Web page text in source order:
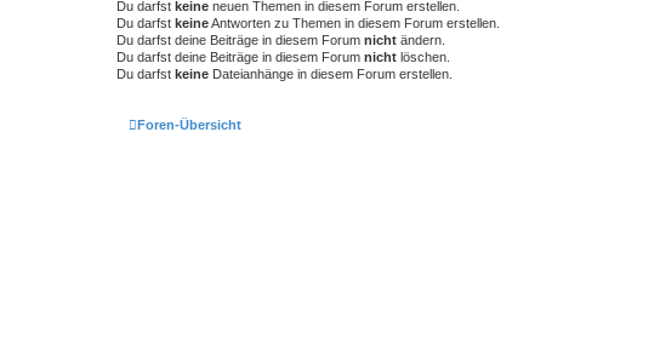
Du darfst keine neuen Themen in diesem Forum erstellen.
Du darfst keineAntworten zu Themen in diesem Forum erstellen.
Du darfst deine Beiträge in diesem Forum nicht ändern.
Du darfst deine Beiträge in diesem Forum nicht löschen.
Du darfst keine Dateianhänge in diesem Forum erstellen.
Foren-Übersicht